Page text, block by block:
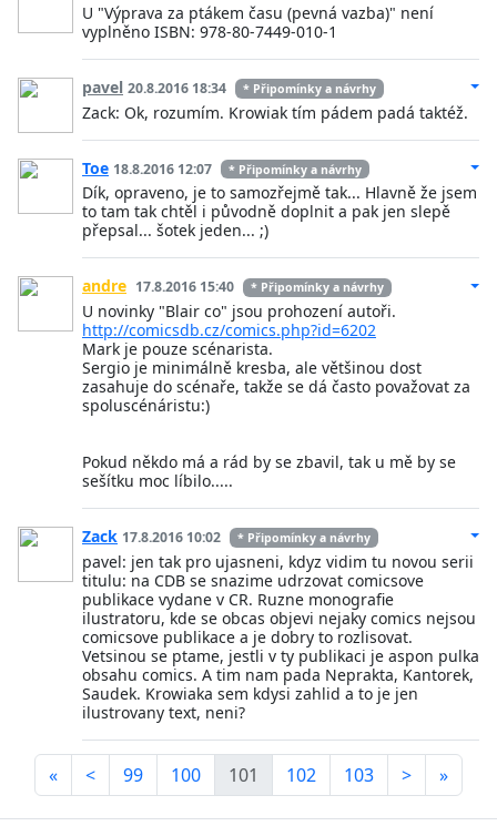
U "Výprava za ptákem času (pevná vazba)" není
vyplněno ISBN: 978-80-7449-010-1
pavel 20.8.2016 18:34 * Připomínky a návrhy
Zack: Ok, rozumím. Krowiak tím pádem padá taktéž.
Toe 18.8.2016 12:07 * Připomínky a návrhy
Dík, opraveno, je to samozřejmě tak... Hlavně že jsem
to tam tak chtěl i původně doplnit a pak jen slepě
přepsal... šotek jeden... ;)
andre 17.8.2016 15:40 * Připomínky a návrhy
U novinky "Blair co" jsou prohození autoři.
http://comicsdb.cz/comics.php?id=6202
Mark je pouze scénarista.
Sergio je minimálně kresba, ale většinou dost
zasahuje do scénaře, takže se dá často považovat za
spoluscénáristu:)
Pokud někdo má a rád by se zbavil, tak u mě by se
sešítku moc líbilo.....
Zack 17.8.2016 10:02 * Připomínky a návrhy
pavel: jen tak pro ujasneni, kdyz vidim tu novou serii
titulu: na CDB se snazime udrzovat comicsove
publikace vydane v CR. Ruzne monografie
ilustratoru, kde se obcas objevi nejaky comics nejsou
comicsove publikace a je dobry to rozlisovat.
Vetsinou se ptame, jestli v ty publikaci je aspon pulka
obsahu comics. A tim nam pada Neprakta, Kantorek,
Saudek. Krowiaka sem kdysi zahlid a to je jen
ilustrovany text, neni?
« < 99 100 101 102 103 > »